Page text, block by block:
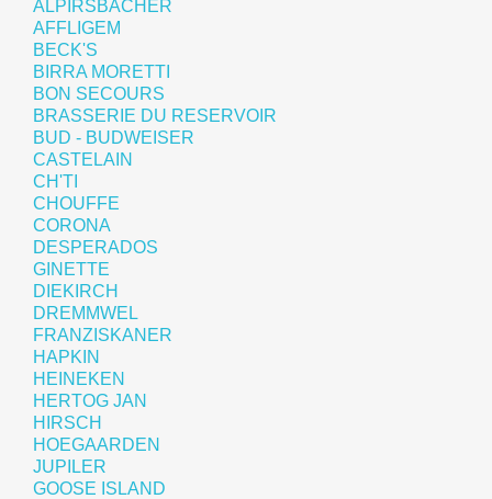
ALPIRSBACHER
AFFLIGEM
BECK'S
BIRRA MORETTI
BON SECOURS
BRASSERIE DU RESERVOIR
BUD - BUDWEISER
CASTELAIN
CH'TI
CHOUFFE
CORONA
DESPERADOS
GINETTE
DIEKIRCH
DREMMWEL
FRANZISKANER
HAPKIN
HEINEKEN
HERTOG JAN
HIRSCH
HOEGAARDEN
JUPILER
GOOSE ISLAND